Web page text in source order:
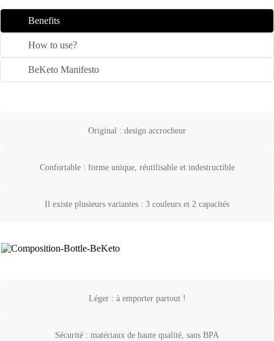
Benefits
How to use?
BeKeto Manifesto
Original : design accrocheur
Confortable : forme unique, réutilisable et indestructible
Il existe plusieurs variantes : 3 couleurs et 2 capacités
Léger : à emporter partout !
Sécurité : matériaux de haute qualité, sans BPA